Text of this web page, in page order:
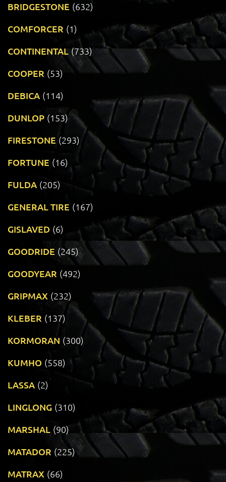
BRIDGESTONE (632)
COMFORCER (1)
CONTINENTAL (733)
COOPER (53)
DEBICA (114)
DUNLOP (153)
FIRESTONE (293)
FORTUNE (16)
FULDA (205)
GENERAL TIRE (167)
GISLAVED (6)
GOODRIDE (245)
GOODYEAR (492)
GRIPMAX (232)
KLEBER (137)
KORMORAN (300)
KUMHO (558)
LASSA (2)
LINGLONG (310)
MARSHAL (90)
MATADOR (225)
MATRAX (66)